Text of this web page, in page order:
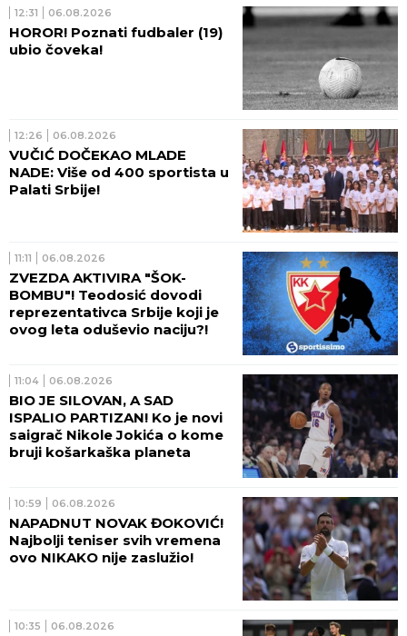
12:31 06.08.2026
HOROR! Poznati fudbaler (19)
ubio čoveka!
12:26 06.08.2026
VUČIĆ DOČEKAO MLADE
NADE: Više od 400 sportista u
Palati Srbije!
11:11 06.08.2026
ZVEZDA AKTIVIRA "ŠOK-
BOMBU"! Teodosić dovodi
reprezentativca Srbije koji je
ovog leta oduševio naciju?!
11:04 06.08.2026
BIO JE SILOVAN, A SAD
ISPALIO PARTIZAN! Ko je novi
saigrač Nikole Jokića o kome
bruji košarkaška planeta
10:59 06.08.2026
NAPADNUT NOVAK ĐOKOVIĆ!
Najbolji teniser svih vremena
ovo NIKAKO nije zaslužio!
10:35 06.08.2026